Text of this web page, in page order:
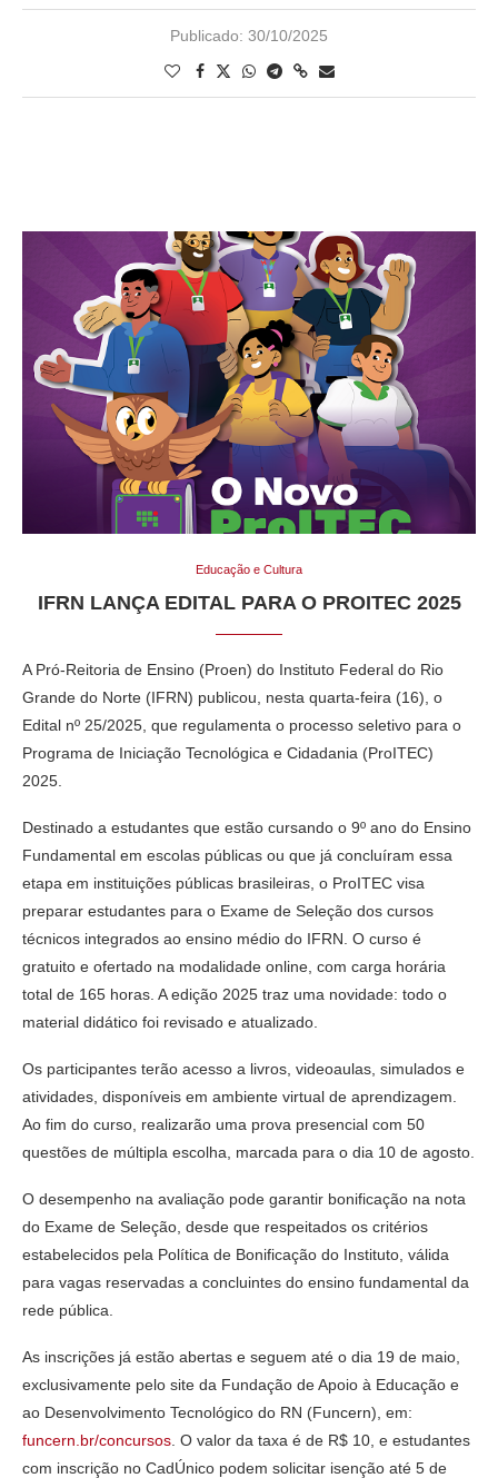
Publicado: 30/10/2025
Educação e Cultura
IFRN LANÇA EDITAL PARA O PROITEC 2025
A Pró-Reitoria de Ensino (Proen) do Instituto Federal do Rio
Grande do Norte (IFRN) publicou, nesta quarta-feira (16), o
Edital nº 25/2025, que regulamenta o processo seletivo para o
Programa de Iniciação Tecnológica e Cidadania (ProITEC)
2025.
Destinado a estudantes que estão cursando o 9º ano do Ensino
Fundamental em escolas públicas ou que já concluíram essa
etapa em instituições públicas brasileiras, o ProITEC visa
preparar estudantes para o Exame de Seleção dos cursos
técnicos integrados ao ensino médio do IFRN. O curso é
gratuito e ofertado na modalidade online, com carga horária
total de 165 horas. A edição 2025 traz uma novidade: todo o
material didático foi revisado e atualizado.
Os participantes terão acesso a livros, videoaulas, simulados e
atividades, disponíveis em ambiente virtual de aprendizagem.
Ao fim do curso, realizarão uma prova presencial com 50
questões de múltipla escolha, marcada para o dia 10 de agosto.
O desempenho na avaliação pode garantir bonificação na nota
do Exame de Seleção, desde que respeitados os critérios
estabelecidos pela Política de Bonificação do Instituto, válida
para vagas reservadas a concluintes do ensino fundamental da
rede pública.
As inscrições já estão abertas e seguem até o dia 19 de maio,
exclusivamente pelo site da Fundação de Apoio à Educação e
ao Desenvolvimento Tecnológico do RN (Funcern), em:
funcern.br/concursos . O valor da taxa é de R$ 10, e estudantes
com inscrição no CadÚnico podem solicitar isenção até 5 de